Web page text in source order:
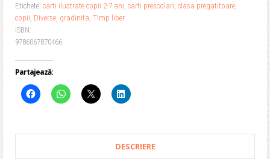
Etichete: carti ilustrate copii 2-7 ani carti prescolari clasa pregatitoare
copii Diverse gradinita Timp liber
ISBN:
9786067870466
Partajează:
DESCRIERE